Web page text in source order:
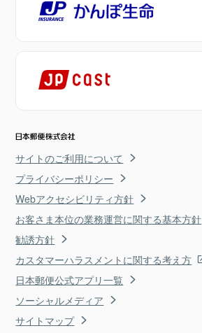
サイトのご利用について
プライバシーポリシー
Webアクセシビリティ方針
お客さま本位の業務運営に関する基本方針
勧誘方針
カスタマーハラスメントに関する考え方
日本郵便公式アプリ一覧
ソーシャルメディア
サイトマップ